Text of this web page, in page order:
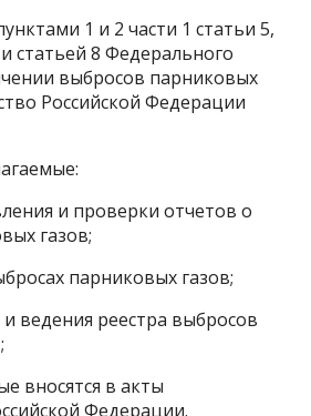
1 и 2 части 1 статьи 5,
статьей 8 Федерального
выбросов парниковых
Российской Федерации
и проверки отчетов о
газов;
парниковых газов;
ведения реестра выбросов
вносятся в акты
Федерации.